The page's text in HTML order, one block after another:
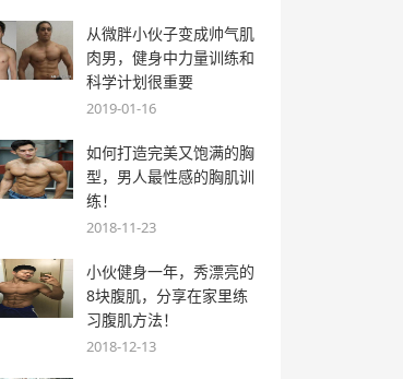
从微胖小伙子变成帅气肌
肉男，健身中力量训练和
科学计划很重要
2019-01-16
如何打造完美又饱满的胸
型，男人最性感的胸肌训
练！
2018-11-23
小伙健身一年，秀漂亮的
8块腹肌，分享在家里练
习腹肌方法！
2018-12-13